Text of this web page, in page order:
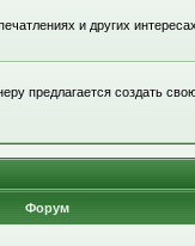
и других
предлагается создать
Форум